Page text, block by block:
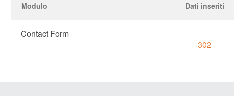
Modulo Dati inseriti
Contact Form
302